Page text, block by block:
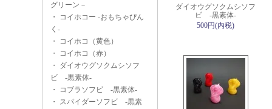
グリーン－
・
コイホコー -おもちゃぴん
く-
・
コイホコ（黄色）
・
コイホコ（赤）
・ ダイオウグソクムシソフ
ビ -黒素体-
・
コブラソフビ -黒素体-
・ スパイダーソフビ -黒素
ダイオウグソクムシソフ
ビ -黒素体-
500円(内税)